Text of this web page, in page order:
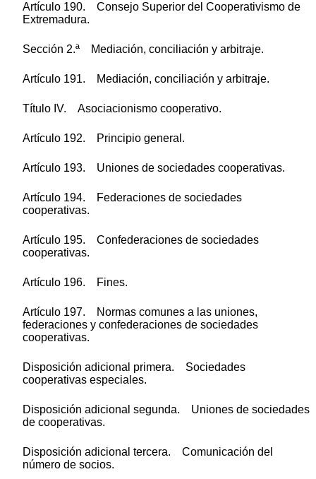
Artículo 190. Consejo Superior del Cooperativismo de
Extremadura.
Sección 2.ª Mediación, conciliación y arbitraje.
Artículo 191. Mediación, conciliación y arbitraje.
Título IV. Asociacionismo cooperativo.
Artículo 192. Principio general.
Artículo 193. Uniones de sociedades cooperativas.
Artículo 194. Federaciones de sociedades
cooperativas.
Artículo 195. Confederaciones de sociedades
cooperativas.
Artículo 196. Fines.
Artículo 197. Normas comunes a las uniones,
federaciones y confederaciones de sociedades
cooperativas.
Disposición adicional primera. Sociedades
cooperativas especiales.
Disposición adicional segunda. Uniones de sociedades
de cooperativas.
Disposición adicional tercera. Comunicación del
número de socios.